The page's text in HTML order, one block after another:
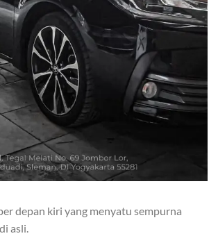
depan kiri yang menyatu sempurna
asli.